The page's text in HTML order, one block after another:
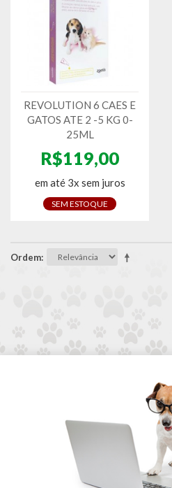
REVOLUTION 6 CAES E
GATOS ATE 2 -5 KG 0-
25ML
R$119,00
em até 3x sem juros
SEM ESTOQUE
Ordem